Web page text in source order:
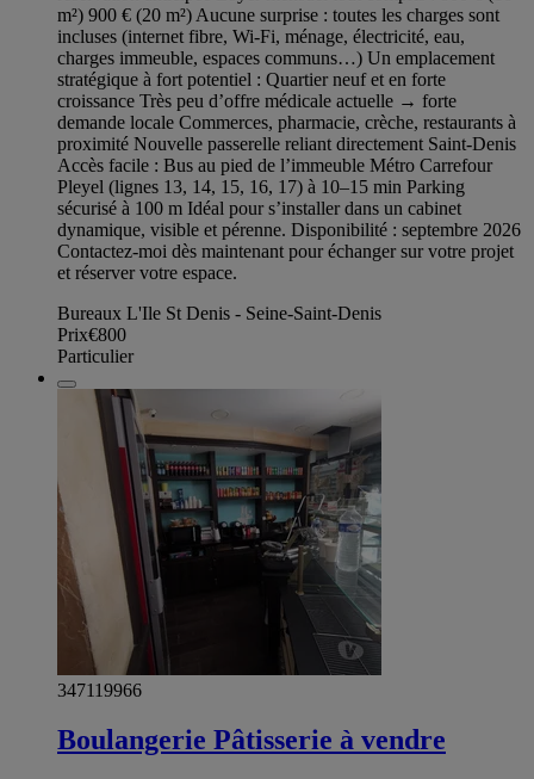
m²) 900 € (20 m²) Aucune surprise : toutes les charges sont
incluses (internet fibre, Wi-Fi, ménage, électricité, eau,
charges immeuble, espaces communs…) Un emplacement
stratégique à fort potentiel : Quartier neuf et en forte
croissance Très peu d’offre médicale actuelle → forte
demande locale Commerces, pharmacie, crèche, restaurants à
proximité Nouvelle passerelle reliant directement Saint-Denis
Accès facile : Bus au pied de l’immeuble Métro Carrefour
Pleyel (lignes 13, 14, 15, 16, 17) à 10–15 min Parking
sécurisé à 100 m Idéal pour s’installer dans un cabinet
dynamique, visible et pérenne. Disponibilité : septembre 2026
Contactez-moi dès maintenant pour échanger sur votre projet
et réserver votre espace.
Bureaux L'Ile St Denis - Seine-Saint-Denis
Prix€800
Particulier
347119966
Boulangerie Pâtisserie à vendre